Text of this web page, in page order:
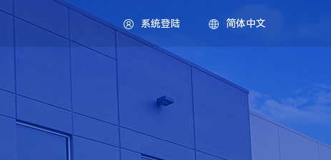
系统登陆 简体中文